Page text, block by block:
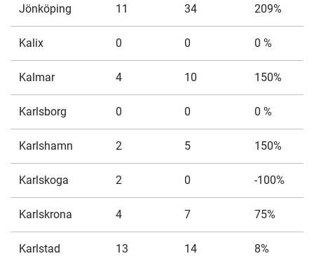
Jönköping 11 34 209%
Kalix 0 0 0 %
Kalmar 4 10 150%
Karlsborg 0 0 0 %
Karlshamn 2 5 150%
Karlskoga 2 0 -100%
Karlskrona 4 7 75%
Karlstad 13 14 8%